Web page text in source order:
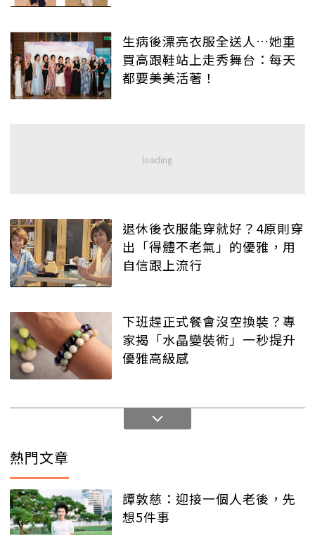
生病後漂亮衣服全送人…她重
買高跟鞋站上走秀舞台：每天
都要美美活著！
退休後衣服能穿就好？4原則穿
出「得體不老氣」的優雅，用
自信跟上流行
下班趕正式餐會沒空換裝？專
家揭「水晶變裝術」一秒提升
優雅高級感
熱門文章
譚敦慈：迎接一個人老後，先
想5件事